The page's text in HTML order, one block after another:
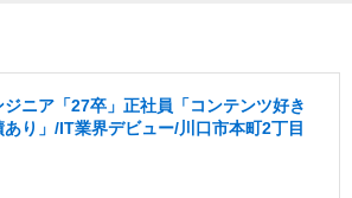
ニア「27卒」正社員「コンテンツ好き
り」/IT業界デビュー/川口市本町2丁目